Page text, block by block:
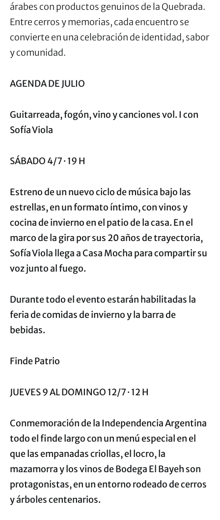
árabes con productos genuinos de la Quebrada.
Entre cerros y memorias, cada encuentro se
convierte en una celebración de identidad, sabor
y comunidad.
AGENDA DE JULIO
Guitarreada, fogón, vino y canciones vol. I con
Sofía Viola
SÁBADO 4/7 · 19 H
Estreno de un nuevo ciclo de música bajo las
estrellas, en un formato íntimo, con vinos y
cocina de invierno en el patio de la casa. En el
marco de la gira por sus 20 años de trayectoria,
Sofía Viola llega a Casa Mocha para compartir su
voz junto al fuego.
Durante todo el evento estarán habilitadas la
feria de comidas de invierno y la barra de
bebidas.
Finde Patrio
JUEVES 9 AL DOMINGO 12/7 · 12 H
Conmemoración de la Independencia Argentina
todo el finde largo con un menú especial en el
que las empanadas criollas, el locro, la
mazamorra y los vinos de Bodega El Bayeh son
protagonistas, en un entorno rodeado de cerros
y árboles centenarios.